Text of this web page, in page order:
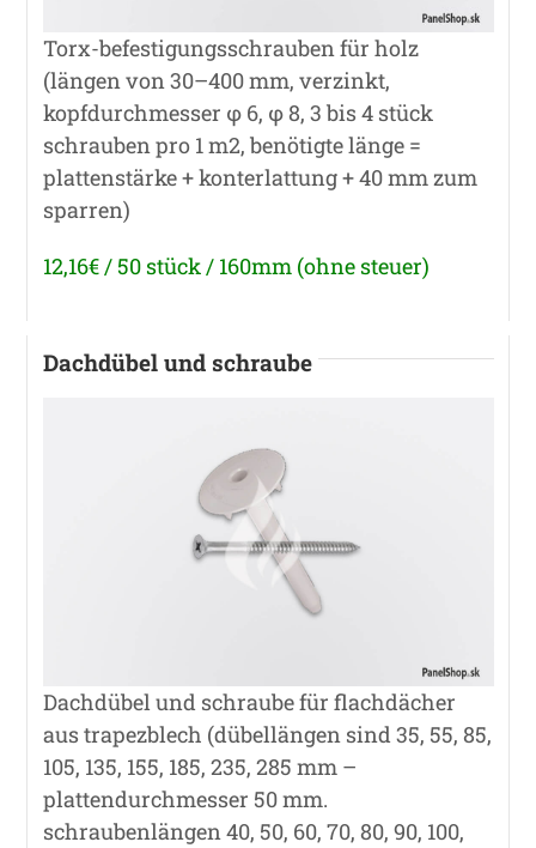
Torx-befestigungsschrauben für holz
(längen von 30–400 mm, verzinkt,
kopfdurchmesser φ 6, φ 8, 3 bis 4 stück
schrauben pro 1 m2, benötigte länge =
plattenstärke + konterlattung + 40 mm zum
sparren)
12,16€ / 50 stück / 160mm (ohne steuer)
Dachdübel und schraube
Dachdübel und schraube für flachdächer
aus trapezblech (dübellängen sind 35, 55, 85,
105, 135, 155, 185, 235, 285 mm –
plattendurchmesser 50 mm.
schraubenlängen 40, 50, 60, 70, 80, 90, 100,